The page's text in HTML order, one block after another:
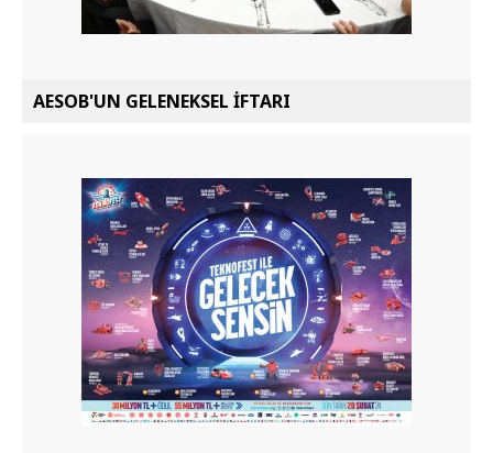
AESOB'UN GELENEKSEL İFTARI